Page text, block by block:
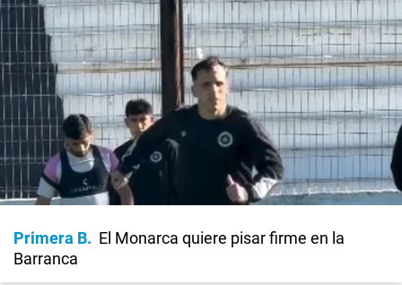
Primera B
El Monarca quiere pisar firme en la
Barranca